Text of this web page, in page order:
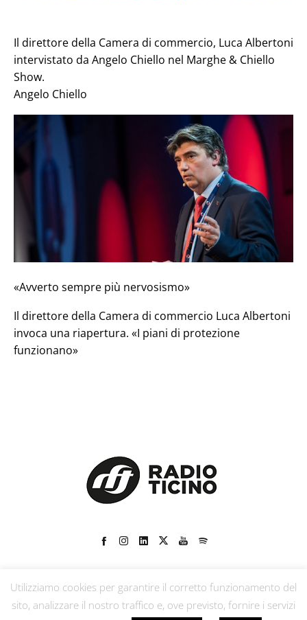
Il direttore della Camera di commercio, Luca Albertoni
intervistato da Angelo Chiello nel Marghe & Chiello
Show.
Angelo Chiello
«Avverto sempre più nervosismo»
Il direttore della Camera di commercio Luca Albertoni
invoca una riapertura. «I piani di protezione
funzionano»
Ascolta TV Replay Programmi Staff
Canali
Pubblicità
Contatto
Utilizziamo cookies per garantire il corretto funzionamento del
sito, analizzare il nostro traffico e, ove previsto, fornire i servizi